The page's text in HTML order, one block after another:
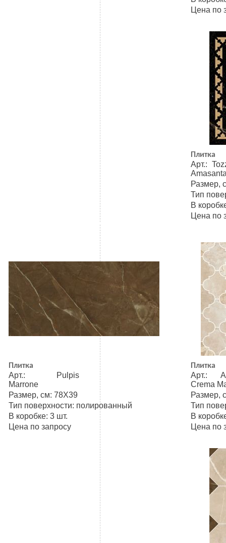
Цена по
Плитка
Арт.:
Размер,
Тип
В
Цена по
Плитка
Арт.: Pulpis
Marrone
Размер, см: 78Х39
Тип поверхности: полированный
В коробке: 3 шт.
Цена по запросу
Плитка
Арт.:
Crema
Размер,
Тип
В
Цена по